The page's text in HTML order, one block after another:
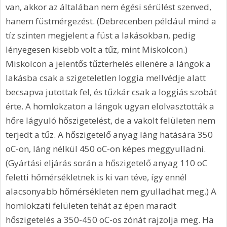
van, akkor az általában nem égési sérülést szenved,
hanem füstmérgezést. (Debrecenben például mind a
tíz szinten megjelent a füst a lakásokban, pedig
lényegesen kisebb volt a tűz, mint Miskolcon.)
Miskolcon a jelentős tűzterhelés ellenére a lángok a
lakásba csak a szigeteletlen loggia mellvédje alatt
becsapva jutottak fel, és tűzkár csak a loggiás szobát
érte. A homlokzaton a lángok ugyan elolvasztották a
hőre lágyuló hőszigetelést, de a vakolt felületen nem
terjedt a tűz. A hőszigetelő anyag láng hatására 350
oC-on, láng nélkül 450 oC-on képes meggyulladni.
(Gyártási eljárás során a hőszigetelő anyag 110 oC
feletti hőmérsékletnek is ki van téve, így ennél
alacsonyabb hőmérsékleten nem gyulladhat meg.) A
homlokzati felületen tehát az épen maradt
hőszigetelés a 350-450 oC-os zónát rajzolja meg. Ha